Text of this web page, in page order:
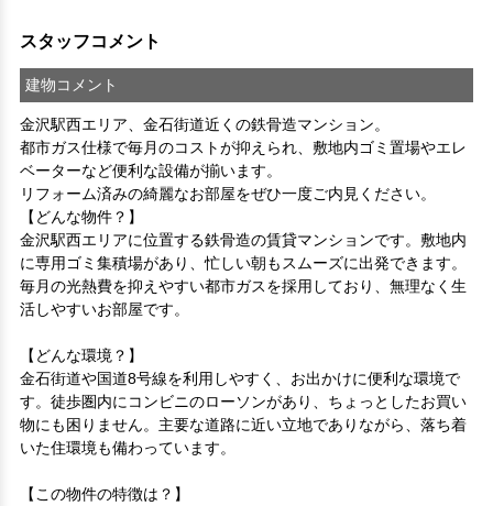
スタッフコメント
建物コメント
金沢駅西エリア、金石街道近くの鉄骨造マンション。
都市ガス仕様で毎月のコストが抑えられ、敷地内ゴミ置場やエレ
ベーターなど便利な設備が揃います。
リフォーム済みの綺麗なお部屋をぜひ一度ご内見ください。
【どんな物件？】
金沢駅西エリアに位置する鉄骨造の賃貸マンションです。敷地内
に専用ゴミ集積場があり、忙しい朝もスムーズに出発できます。
毎月の光熱費を抑えやすい都市ガスを採用しており、無理なく生
活しやすいお部屋です。
【どんな環境？】
金石街道や国道8号線を利用しやすく、お出かけに便利な環境で
す。徒歩圏内にコンビニのローソンがあり、ちょっとしたお買い
物にも困りません。主要な道路に近い立地でありながら、落ち着
いた住環境も備わっています。
【この物件の特徴は？】